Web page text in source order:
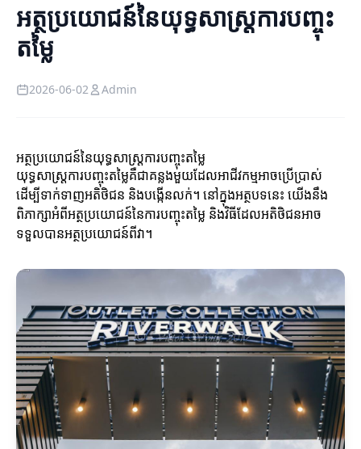
អត្ថប្រយោជន៍នៃយុទ្ធសាស្ត្រការបញ្ចុះ
តម្លៃ
2026-06-02 Admin
អត្ថប្រយោជន៍នៃយុទ្ធសាស្ត្រការបញ្ចុះតម្លៃ
យុទ្ធសាស្ត្រការបញ្ចុះតម្លៃគឺជាគន្លងមួយដែលអាជីវកម្មអាចប្រើប្រាស់
ដើម្បីទាក់ទាញអតិថិជន និងបង្កើនលក់។ នៅក្នុងអត្ថបទនេះ យើងនឹង
ពិភាក្សាអំពីអត្ថប្រយោជន៍នៃការបញ្ចុះតម្លៃ និងវិធីដែលអតិថិជនអាច
ទទួលបានអត្ថប្រយោជន៍ពីវា។